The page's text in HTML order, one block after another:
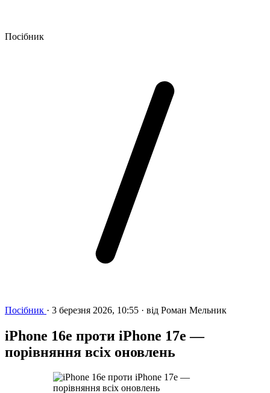
Посібник
Посібник · 3 березня 2026, 10:55 · від Роман Мельник
iPhone 16e проти iPhone 17e —
порівняння всіх оновлень